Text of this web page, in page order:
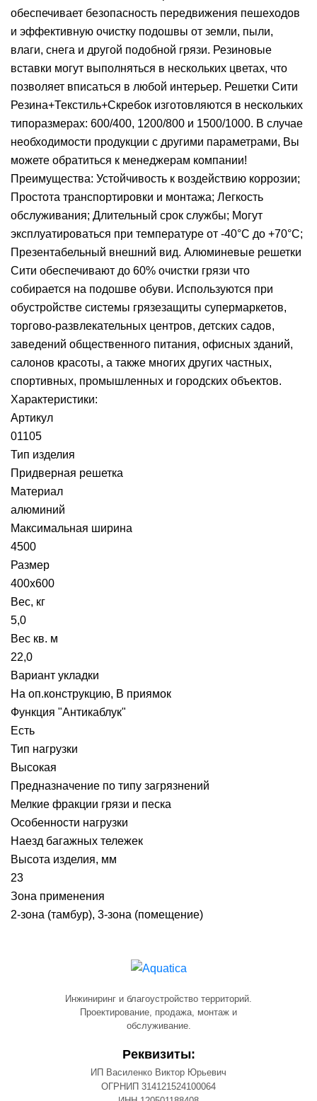
обеспечивает безопасность передвижения пешеходов
и эффективную очистку подошвы от земли, пыли,
влаги, снега и другой подобной грязи. Резиновые
вставки могут выполняться в нескольких цветах, что
позволяет вписаться в любой интерьер. Решетки Сити
Резина+Текстиль+Скребок изготовляются в нескольких
типоразмерах: 600/400, 1200/800 и 1500/1000. В случае
необходимости продукции с другими параметрами, Вы
можете обратиться к менеджерам компании!
Преимущества: Устойчивость к воздействию коррозии;
Простота транспортировки и монтажа; Легкость
обслуживания; Длительный срок службы; Могут
эксплуатироваться при температуре от -40°С до +70°С;
Презентабельный внешний вид. Алюминевые решетки
Сити обеспечивают до 60% очистки грязи что
собирается на подошве обуви. Используются при
обустройстве системы грязезащиты супермаркетов,
торгово-развлекательных центров, детских садов,
заведений общественного питания, офисных зданий,
салонов красоты, а также многих других частных,
спортивных, промышленных и городских объектов.
Характеристики:
Артикул
01105
Тип изделия
Придверная решетка
Материал
алюминий
Максимальная ширина
4500
Размер
400х600
Вес, кг
5,0
Вес кв. м
22,0
Вариант укладки
На оп.конструкцию, В приямок
Функция "Антикаблук"
Есть
Тип нагрузки
Высокая
Предназначение по типу загрязнений
Мелкие фракции грязи и песка
Особенности нагрузки
Наезд багажных тележек
Высота изделия, мм
23
Зона применения
2-зона (тамбур), 3-зона (помещение)
Инжиниринг и благоустройство территорий.
Проектирование, продажа, монтаж и
обслуживание.
Реквизиты:
ИП Василенко Виктор Юрьевич
ОГРНИП 314121524100064